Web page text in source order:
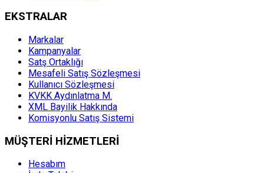
EKSTRALAR
Markalar
Kampanyalar
Satş Ortaklığı
Mesafeli Satış Sözleşmesi
Kullanıcı Sözleşmesi
KVKK Aydınlatma M.
XML Bayilik Hakkında
Komisyonlu Satış Sistemi
MÜŞTERİ HİZMETLERİ
Hesabım